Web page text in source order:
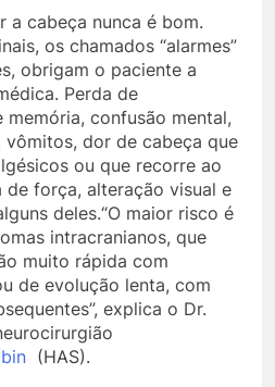
a cabeça nunca é bom.
os chamados “alarmes”
obrigam o paciente a
Perda de
confusão mental,
vômitos, dor de cabeça que
ou que recorre ao
de força, alteração visual e
deles.“O maior risco é
intracranianos, que
muito rápida com
de evolução lenta, com
explica o Dr.
(HAS).